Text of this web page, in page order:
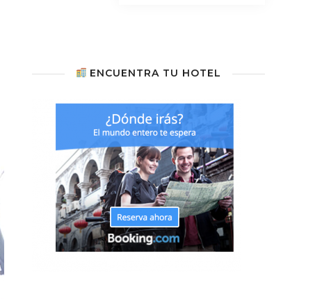
ENCUENTRA TU HOTEL